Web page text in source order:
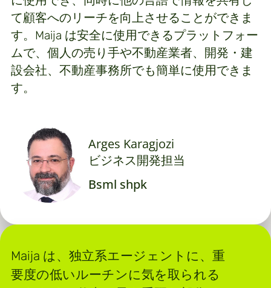
て顧客へのリーチを向上させることができま
す。Maija は安全に使用できるプラットフォー
ムで、個人の売り手や不動産業者、開発・建
設会社、不動産事務所でも簡単に使用できま
す。
Arges Karagjozi
ビジネス開発担当
Bsml shpk
Maija は、独立系エージェントに、重
要度の低いルーチンに気を取られる